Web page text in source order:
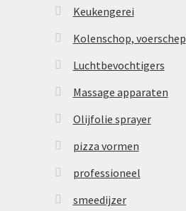
Keukengerei
Kolenschop, voerschep
Luchtbevochtigers
Massage apparaten
Olijfolie sprayer
pizza vormen
professioneel
smeedijzer